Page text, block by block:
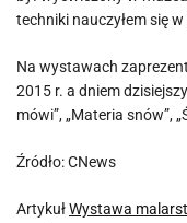
techniki nauczyłem się
Na wystawach
2015 r. a dniem
mówi”, „Materia snów”,
Źródło: CNews
ArtykułWystawa